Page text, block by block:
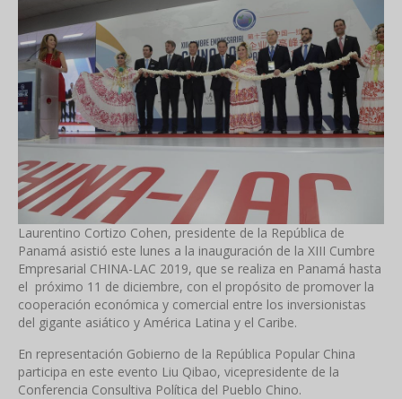
Laurentino Cortizo Cohen, presidente de la República de
Panamá asistió este lunes a la inauguración de la XIII Cumbre
Empresarial CHINA-LAC 2019, que se realiza en Panamá hasta
el próximo 11 de diciembre, con el propósito de promover la
cooperación económica y comercial entre los inversionistas
del gigante asiático y América Latina y el Caribe.
En representación Gobierno de la República Popular China
participa en este evento Liu Qibao, vicepresidente de la
Conferencia Consultiva Política del Pueblo Chino.